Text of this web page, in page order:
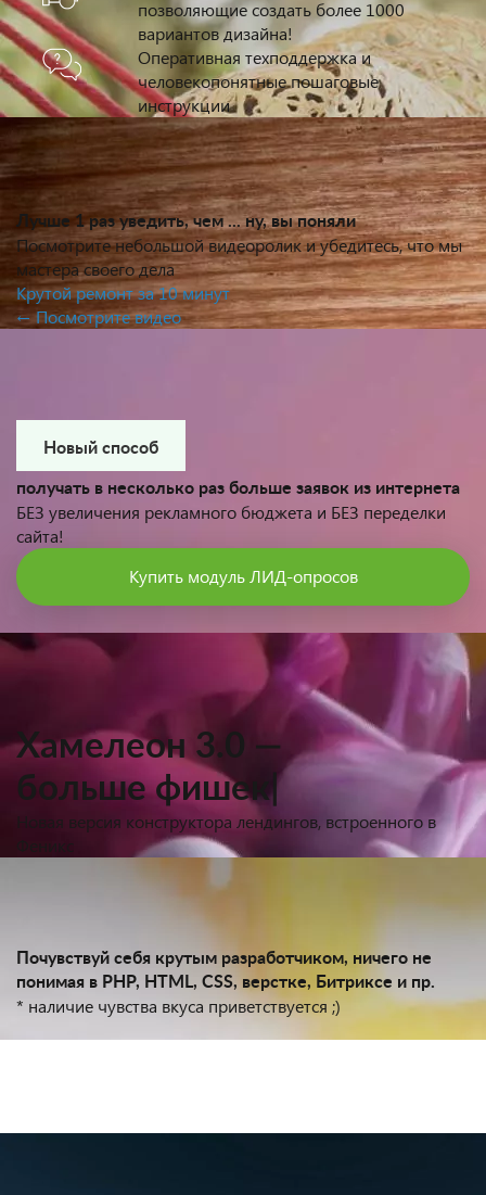
позволяющие создать более 1000
вариантов дизайна!
Оперативная техподдержка и
человекопонятные пошаговые
инструкции
Лучше 1 раз уведить, чем ... ну, вы поняли
Посмотрите небольшой видеоролик и убедитесь, что мы
мастера своего дела
Крутой ремонт за 10 минут
← Посмотрите видео
Новый способ
получать в несколько раз больше заявок из интернета
БЕЗ увеличения рекламного бюджета и БЕЗ переделки
сайта!
Купить модуль ЛИД-опросов
Хамелеон 3.0 —
больше|
Новая версия конструктора лендингов, встроенного в
Феникс
Почувствуй себя крутым разработчиком, ничего не
понимая в PHP, HTML, CSS, верстке, Битриксе и пр.
* наличие чувства вкуса приветствуется ;)